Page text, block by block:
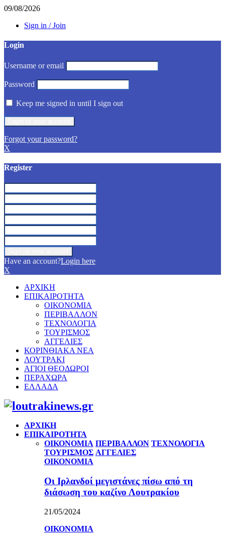
09/08/2026
Sign in / Join
Login
Username or email
Password
Keep me signed in until I sign out
Forgot your password?
X
Register
Have an account?Login here
X
ΑΡΧΙΚΗ
ΕΠΙΚΑΙΡΟΤΗΤΑ
ΟΙΚΟΝΟΜΙΑ
ΠΕΡΙΒΑΛΛΟΝ
ΤΕΧΝΟΛΟΓΙΑ
ΤΟΥΡΙΣΜΟΣ
ΑΓΓΕΛΙΕΣ
ΚΟΡΙΝΘΙΑΚΑ ΝΕΑ
ΛΟΥΤΡΑΚΙ
ΑΓΙΟΙ ΘΕΟΔΩΡΟΙ
ΠΕΡΑΧΩΡΑ
ΕΛΛΑΔΑ
Facebook
Twitter
Instagram
Pinterest
Youtube
ΑΡΧΙΚΗ
ΕΠΙΚΑΙΡΟΤΗΤΑ
ΟΙΚΟΝΟΜΙΑ ΠΕΡΙΒΑΛΛΟΝ ΤΕΧΝΟΛΟΓΙΑ
ΤΟΥΡΙΣΜΟΣ ΑΓΓΕΛΙΕΣ
ΟΙΚΟΝΟΜΙΑ
Οι Ιρλανδοί μεγιστάνες πίσω από τη
διάσωση του καζίνο Λουτρακίου
21/05/2024
ΟΙΚΟΝΟΜΙΑ